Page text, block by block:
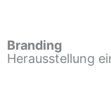
Branding
Herausstellung